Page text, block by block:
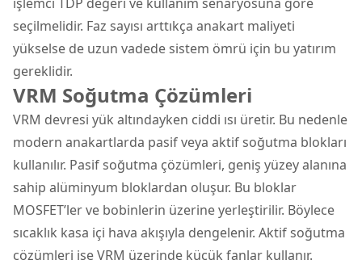
seçilmelidir. Faz sayısı arttıkça anakart maliyeti
yükselse de uzun vadede sistem ömrü için bu yatırım
gereklidir.
VRM Soğutma Çözümleri
VRM devresi yük altındayken ciddi ısı üretir. Bu nedenle
modern anakartlarda pasif veya aktif soğutma blokları
kullanılır. Pasif soğutma çözümleri, geniş yüzey alanına
sahip alüminyum bloklardan oluşur. Bu bloklar
MOSFET’ler ve bobinlerin üzerine yerleştirilir. Böylece
sıcaklık kasa içi hava akışıyla dengelenir. Aktif soğutma
çözümleri ise VRM üzerinde küçük fanlar kullanır.